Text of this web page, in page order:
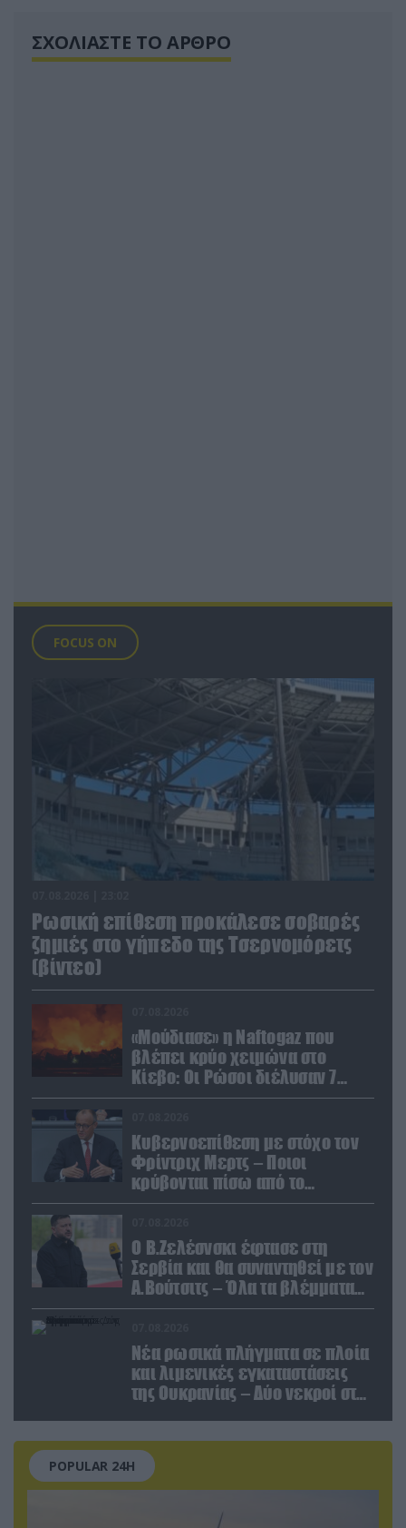
ΣΧΟΛΙΑΣΤΕ ΤΟ ΑΡΘΡΟ
FOCUS ON
Ρωσική επίθεση προκάλεσε σοβαρές
ζημιές στο γήπεδο της Τσερνομόρετς
(βίντεο)
«Μούδιασε» η Naftogaz που
βλέπει κρύο χειμώνα στο
Κίεβο: Οι Ρώσοι διέλυσαν 7
εγκαταστάσεις του ουκρανικού
Κυβερνοεπίθεση με στόχο τον
Φρίντριχ Μερτς – Ποιοι
κρύβονται πίσω από το
παραποιημένο βίντεο
Ο Β.Ζελέσνσκι έφτασε στη
Σερβία και θα συναντηθεί με τον
Α.Βούτσιτς – Όλα τα βλέμματα
στις σχέσεις με τη Ρωσία
Νέα ρωσικά πλήγματα σε πλοία
και λιμενικές εγκαταστάσεις
της Ουκρανίας – Δύο νεκροί στην
POPULAR 24H